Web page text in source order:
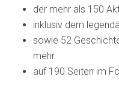
der mehr als 150
inklusiv dem
sowie 52
mehr
auf 190 Seiten im